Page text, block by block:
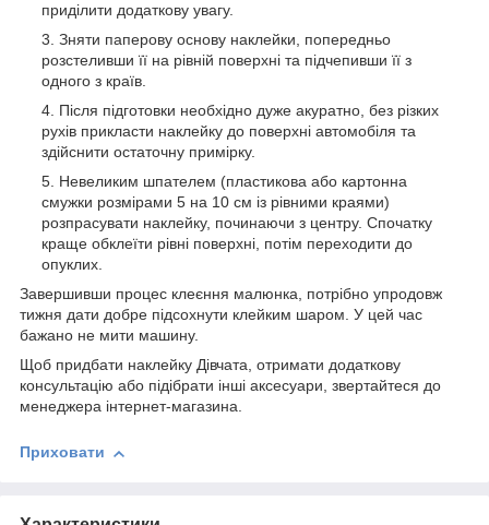
приділити додаткову увагу.
Зняти паперову основу наклейки, попередньо
розстеливши її на рівній поверхні та підчепивши її з
одного з країв.
Після підготовки необхідно дуже акуратно, без різких
рухів прикласти наклейку до поверхні автомобіля та
здійснити остаточну примірку.
Невеликим шпателем (пластикова або картонна
смужки розмірами 5 на 10 см із рівними краями)
розпрасувати наклейку, починаючи з центру. Спочатку
краще обклеїти рівні поверхні, потім переходити до
опуклих.
Завершивши процес клеєння малюнка, потрібно упродовж
тижня дати добре підсохнути клейким шаром. У цей час
бажано не мити машину.
Щоб придбати наклейку Дівчата, отримати додаткову
консультацію або підібрати інші аксесуари, звертайтеся до
менеджера інтернет-магазина.
Приховати